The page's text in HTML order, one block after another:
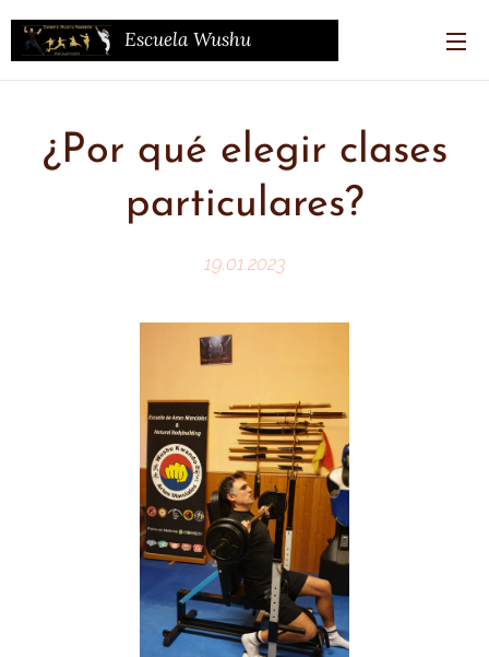
Escuela Wushu
Kwando
¿Por qué elegir clases
particulares?
19.01.2023